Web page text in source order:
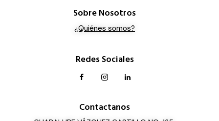
Sobre Nosotros
¿Quiénes somos?
Redes Sociales
Contactanos